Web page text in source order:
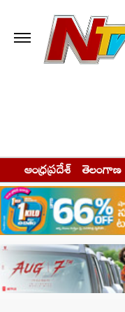
ఆంధ్రప్రదేశ్ తెలంగాణ